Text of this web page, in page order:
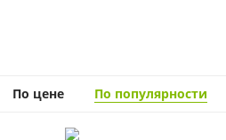
По цене По популярности